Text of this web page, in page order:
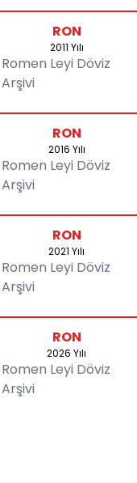
RON
2011 Yılı
Romen Leyi Döviz
Arşivi
RON
2016 Yılı
Romen Leyi Döviz
Arşivi
RON
2021 Yılı
Romen Leyi Döviz
Arşivi
RON
2026 Yılı
Romen Leyi Döviz
Arşivi